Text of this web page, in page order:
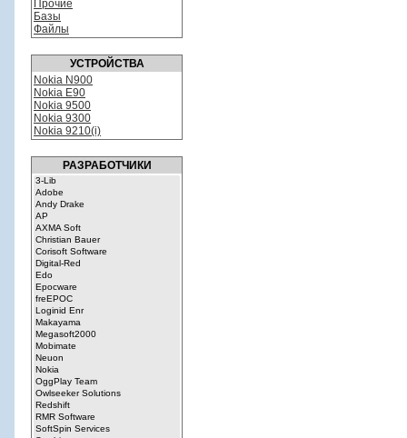
Прочие
Базы
Файлы
УСТРОЙСТВА
Nokia N900
Nokia E90
Nokia 9500
Nokia 9300
Nokia 9210(i)
РАЗРАБОТЧИКИ